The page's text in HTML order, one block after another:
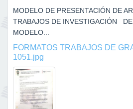
MODELO DE PRESENTACIÓN DE
TRABAJOS DE INVESTIGACIÓN
MODELO...
FORMATOS TRABAJOS DE
1051.jpg